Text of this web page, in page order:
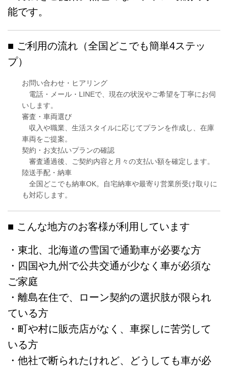
能です。
■ ご利用の流れ（全国どこでも簡単4ステッ
プ）
お問い合わせ・ヒアリング
電話・メール・LINEで、現在の状況やご希望を丁寧にお伺
いします。
審査・車両選び
収入や職業、生活スタイルに応じてプランを作成し、在庫
車両をご提案。
契約・お支払いプランの確認
審査通過後、ご契約内容と月々の支払い額を確定します。
陸送手配・納車
全国どこでも納車OK。自宅納車や最寄り営業所受け取りに
も対応します。
■ こんな地方のお客様が利用しています
・東北、北海道の雪国で通勤車が必要な方
・四国や九州で公共交通が少なく車が必須な
ご家庭
・離島在住で、ローン契約の選択肢が限られ
ている方
・町や村に販売店がなく、車探しに苦労して
いる方
・他社で断られたけれど、どうしても車が必